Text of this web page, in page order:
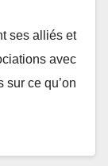
ses alliés et
avec
sur ce qu’on